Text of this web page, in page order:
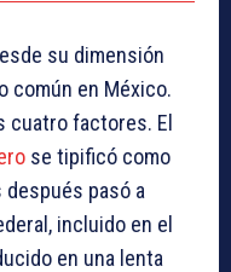
su dimensión
común en México.
cuatro factores. El
se tipificó como
pasó a
incluido en el
en una lenta